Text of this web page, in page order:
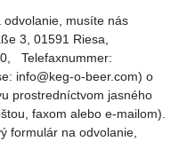
musíte nás
3, 01591 Riesa,
Telefaxnummer:
info@keg-o-beer.com) o
prostredníctvom jasného
faxom alebo e-mailom).
formulár na odvolanie,